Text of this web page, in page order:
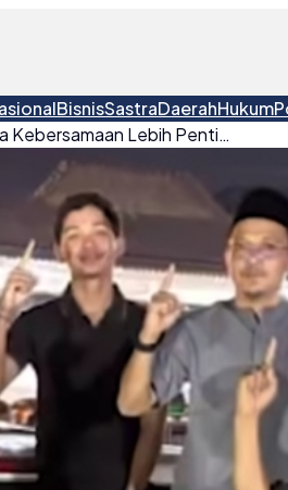
BisnisSastraDaerahHukum
Bupati Belitung: Makna Kebersamaan Lebih Penting dari Jumlah Peserta